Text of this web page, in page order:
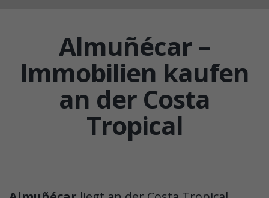
Almuñécar –
Immobilien kaufen
an der Costa
Tropical